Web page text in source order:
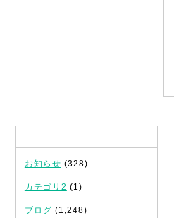
お知らせ (328)
カテゴリ2 (1)
ブログ (1,248)